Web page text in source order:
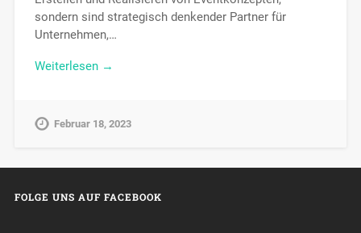
sondern sind strategisch denkender Partner für
Unternehmen,…
Weiterlesen →
Februar 18, 2023
FOLGE UNS AUF FACEBOOK